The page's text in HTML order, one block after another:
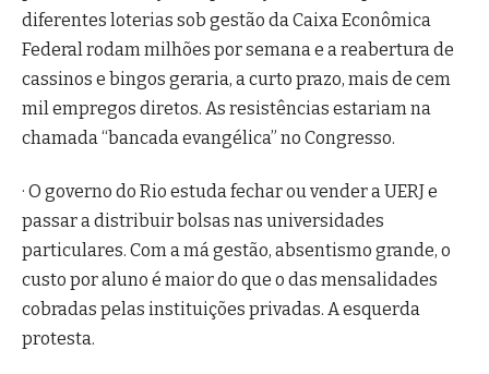
diferentes loterias sob gestão da Caixa Econômica
Federal rodam milhões por semana e a reabertura de
cassinos e bingos geraria, a curto prazo, mais de cem
mil empregos diretos. As resistências estariam na
chamada “bancada evangélica” no Congresso.
· O governo do Rio estuda fechar ou vender a UERJ e
passar a distribuir bolsas nas universidades
particulares. Com a má gestão, absentismo grande, o
custo por aluno é maior do que o das mensalidades
cobradas pelas instituições privadas. A esquerda
protesta.